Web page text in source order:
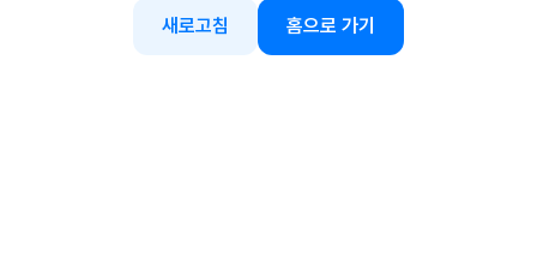
새로고침 홈으로 가기